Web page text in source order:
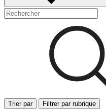
Trier par Filtrer par rubrique